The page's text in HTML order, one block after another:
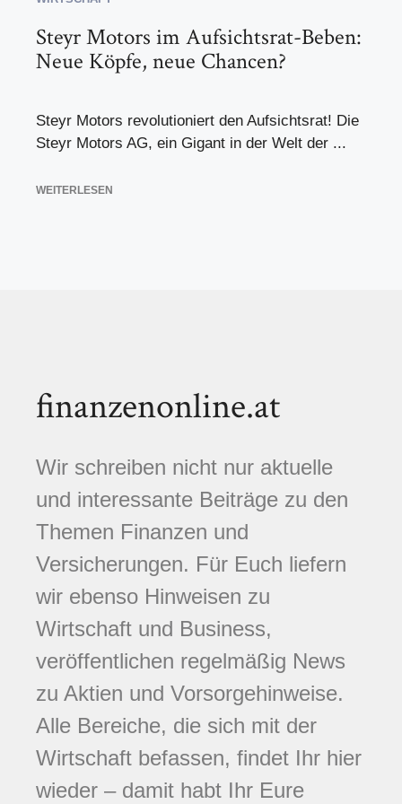
Steyr Motors im Aufsichtsrat-Beben:
Neue Köpfe, neue Chancen?
Steyr Motors revolutioniert den Aufsichtsrat! Die
Steyr Motors AG, ein Gigant in der Welt der ...
WEITERLESEN
finanzenonline.at
Wir schreiben nicht nur aktuelle
und interessante Beiträge zu den
Themen Finanzen und
Versicherungen. Für Euch liefern
wir ebenso Hinweisen zu
Wirtschaft und Business,
veröffentlichen regelmäßig News
zu Aktien und Vorsorgehinweise.
Alle Bereiche, die sich mit der
Wirtschaft befassen, findet Ihr hier
wieder – damit habt Ihr Eure